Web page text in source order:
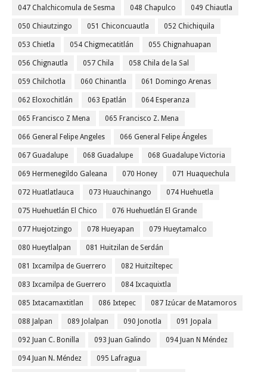
047 Chalchicomula de Sesma 048 Chapulco 049 Chiautla
050 Chiautzingo 051 Chiconcuautla 052 Chichiquila
053 Chietla 054 Chigmecatitlán 055 Chignahuapan
056 Chignautla 057 Chila 058 Chila de la Sal
059 Chilchotla 060 Chinantla 061 Domingo Arenas
062 Eloxochitlán 063 Epatlán 064 Esperanza
065 Francisco Z Mena 065 Francisco Z. Mena
066 General Felipe Angeles 066 General Felipe Ángeles
067 Guadalupe 068 Guadalupe 068 Guadalupe Victoria
069 Hermenegildo Galeana 070 Honey 071 Huaquechula
072 Huatlatlauca 073 Huauchinango 074 Huehuetla
075 Huehuetlán El Chico 076 Huehuetlán El Grande
077 Huejotzingo 078 Hueyapan 079 Hueytamalco
080 Hueytlalpan 081 Huitzilan de Serdán
081 Ixcamilpa de Guerrero 082 Huitziltepec
083 Ixcamilpa de Guerrero 084 Ixcaquixtla
085 Ixtacamaxtitlan 086 Ixtepec 087 Izúcar de Matamoros
088 Jalpan 089 Jolalpan 090 Jonotla 091 Jopala
092 Juan C. Bonilla 093 Juan Galindo 094 Juan N Méndez
094 Juan N. Méndez 095 Lafragua